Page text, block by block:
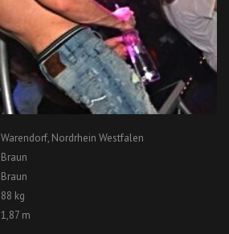
Warendorf, Nordrhein Westfalen
Braun
Braun
88 kg
1,87 m